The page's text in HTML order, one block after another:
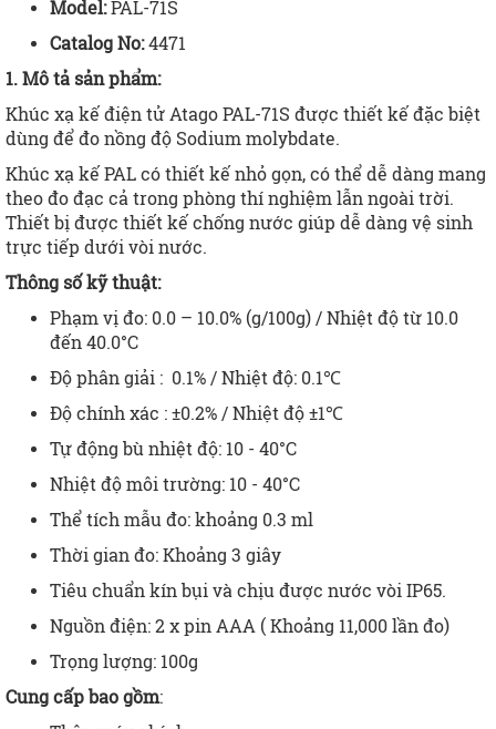
Model:PAL-71S
Catalog No:4471
1. Mô tả sản phẩm:
Khúc xạ kế điện tử Atago PAL-71S được thiết kế đặc biệt
dùng để đo nồng độ Sodium molybdate.
Khúc xạ kế PAL có thiết kế nhỏ gọn, có thể dễ dàng mang
theo đo đạc cả trong phòng thí nghiệm lẫn ngoài trời.
Thiết bị được thiết kế chống nước giúp dễ dàng vệ sinh
trực tiếp dưới vòi nước.
Thông số kỹ thuật:
Phạm vị đo: 0.0 – 10.0% (g/100g) / Nhiệt độ từ 10.0
đến 40.0°C
Độ phân giải : 0.1% / Nhiệt độ: 0.1℃
Độ chính xác : ±0.2% / Nhiệt độ ±1℃
Tự động bù nhiệt độ: 10 - 40°C
Nhiệt độ môi trường: 10 - 40°C
Thể tích mẫu đo: khoảng 0.3 ml
Thời gian đo: Khoảng 3 giây
Tiêu chuẩn kín bụi và chịu được nước vòi IP65.
Nguồn điện: 2 x pin AAA ( Khoảng 11,000 lần đo)
Trọng lượng: 100g
Cung cấp bao gồm: